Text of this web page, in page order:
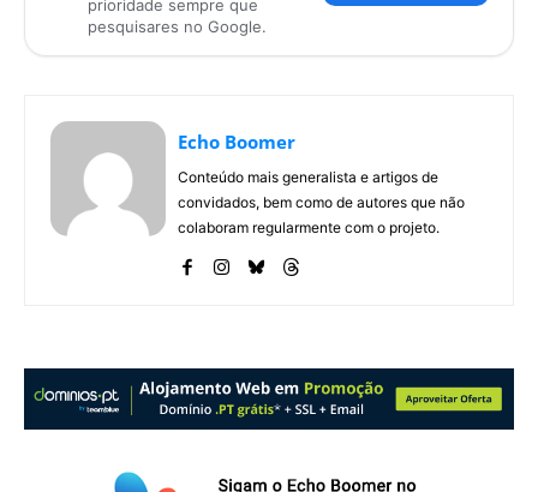
prioridade sempre que
pesquisares no Google.
Echo Boomer
Conteúdo mais generalista e artigos de
convidados, bem como de autores que não
colaboram regularmente com o projeto.